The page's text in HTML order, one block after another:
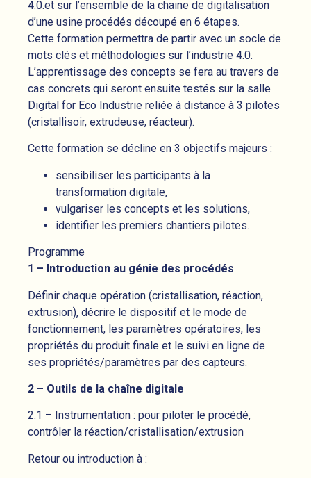
4.0.et sur l’ensemble de la chaine de digitalisation
d’une usine procédés découpé en 6 étapes.
Cette formation permettra de partir avec un socle de
mots clés et méthodologies sur l’industrie 4.0.
L’apprentissage des concepts se fera au travers de
cas concrets qui seront ensuite testés sur la salle
Digital for Eco Industrie reliée à distance à 3 pilotes
(cristallisoir, extrudeuse, réacteur).
Cette formation se décline en 3 objectifs majeurs :
sensibiliser les participants à la
transformation digitale,
vulgariser les concepts et les solutions,
identifier les premiers chantiers pilotes.
Programme
1 – Introduction au génie des procédés
Définir chaque opération (cristallisation, réaction,
extrusion), décrire le dispositif et le mode de
fonctionnement, les paramètres opératoires, les
propriétés du produit finale et le suivi en ligne de
ses propriétés/paramètres par des capteurs.
2 – Outils de la chaîne digitale
2.1 – Instrumentation : pour piloter le procédé,
contrôler la réaction/cristallisation/extrusion
Retour ou introduction à :